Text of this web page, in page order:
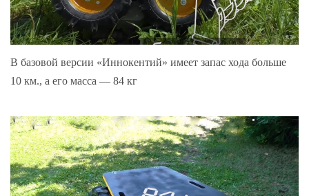
В базовой версии «Иннокентий» имеет запас хода больше
10 км., а его масса — 84 кг